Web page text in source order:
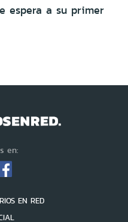
espera a su primer
en:
EN RED